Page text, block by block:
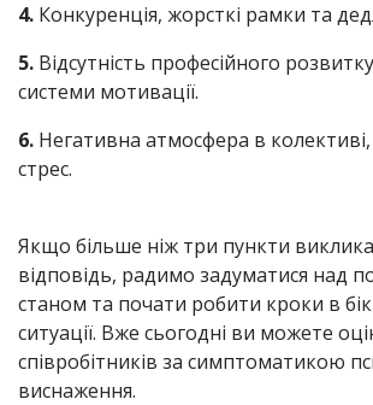
4. Конкуренція, жорсткі рамки та
5. Відсутність професійного
системи мотивації.
6. Негативна атмосфера в
стрес.
Якщо більше ніж три пункти
відповідь, радимо задуматися над
станом та почати робити кроки в
ситуації. Вже сьогодні ви можете
співробітників за симптоматикою
виснаження.